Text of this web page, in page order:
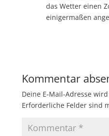
das Wetter einen
einigermaßen
Kommentar
Deine E-Mail-Adresse
Erforderliche Felder sind